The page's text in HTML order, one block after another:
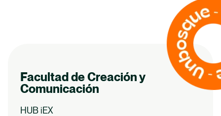
Facultad de Creación y
Comunicación
HUB iEX